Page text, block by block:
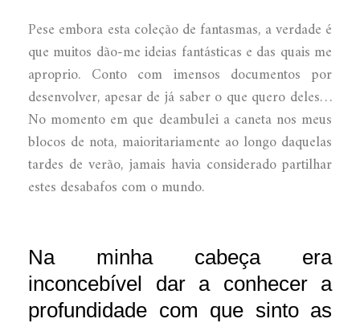
Pese embora esta coleção de fantasmas, a verdade é
que muitos dão-me ideias fantásticas e das quais me
aproprio. Conto com imensos documentos por
desenvolver, apesar de já saber o que quero deles…
No momento em que deambulei a caneta nos meus
blocos de nota, maioritariamente ao longo daquelas
tardes de verão, jamais havia considerado partilhar
estes desabafos com o mundo.
Na minha cabeça era
inconcebível dar a conhecer a
profundidade com que sinto as